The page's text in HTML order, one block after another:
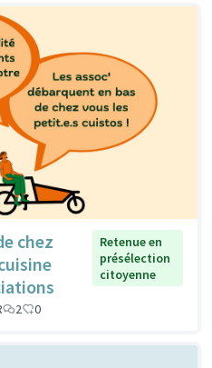
chez
Retenue en
présélection
citoyenne
2 0